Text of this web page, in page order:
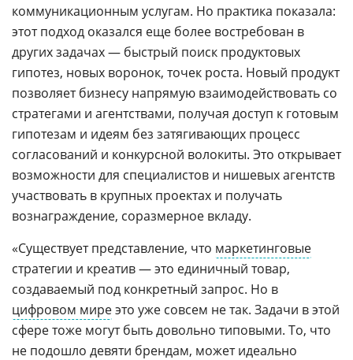
коммуникационным услугам. Но практика показала:
этот подход оказался еще более востребован в
других задачах — быстрый поиск продуктовых
гипотез, новых воронок, точек роста. Новый продукт
позволяет бизнесу напрямую взаимодействовать со
стратегами и агентствами, получая доступ к готовым
гипотезам и идеям без затягивающих процесс
согласований и конкурсной волокиты. Это открывает
возможности для специалистов и нишевых агентств
участвовать в крупных проектах и получать
вознаграждение, соразмерное вкладу.
«Существует представление, что маркетинговые
стратегии и креатив — это единичный товар,
создаваемый под конкретный запрос. Но в
цифровом миреэто уже совсем не так. Задачи в этой
сфере тоже могут быть довольно типовыми. То, что
не подошло девяти брендам, может идеально